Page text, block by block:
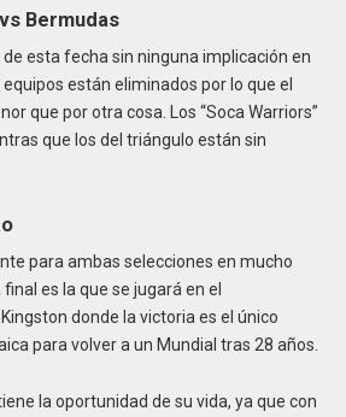
Bermudas
de esta fecha sin ninguna implicación en
están eliminados por lo que el
que por otra cosa. Los “Soca Warriors”
que los del triángulo están sin
para ambas selecciones en mucho
es la que se jugará en el
donde la victoria es el único
para volver a un Mundial tras 28 años.
la oportunidad de su vida, ya que con